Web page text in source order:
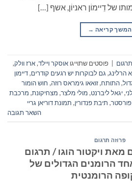
המשך קריאה →
פוסטים שתוייגו אוסקר ויילד,ארז וולק,
הרלינג, גם לבוקרות יש רגעים קודרים,דיימון
,התותח,זואאו גימראס רוזה, חוש הומור
,יגאל ליברנט, מולי מלצר, מצחיקונת, מרכבת
, תיבת פנדורין, תמונת דוריאן גריי
השאר תגובה
פרוזה תרגום
מאת ויקטור הוגו / תרגום
הרומנים הגדולים של
הרומנטית